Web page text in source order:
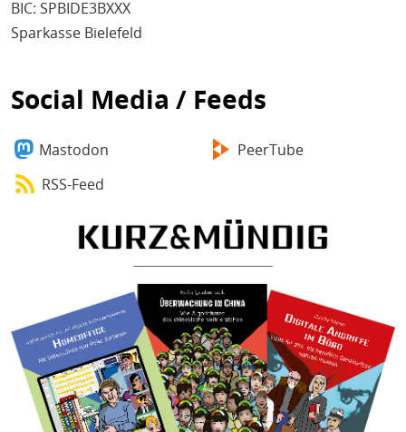
BIC: SPBIDE3BXXX
Sparkasse Bielefeld
Social Media / Feeds
Mastodon
PeerTube
RSS-Feed